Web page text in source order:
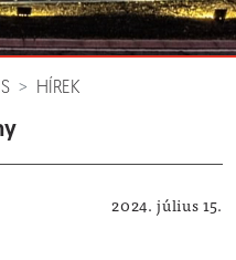
HÍREK
2024. július 15.